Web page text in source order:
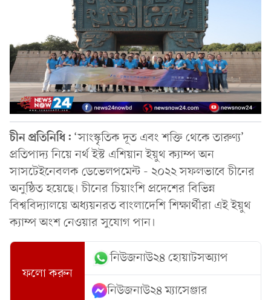
চীন প্রতিনিধি: ‘সাংস্কৃতিক দূত এবং শক্তি থেকে তারুণ্য’
প্রতিপাদ্য নিয়ে নর্থ ইস্ট এশিয়ান ইয়ুথ ক্যাম্প অন
সাসটেইনেবলক ডেভেলপমেন্ট - ২০২২ সফলভাবে চীনের
অনুষ্ঠিত হয়েছে। চীনের চিয়াংশি প্রদেশের বিভিন্ন
বিশ্ববিদ্যালয়ে অধ্যয়নরত বাংলাদেশি শিক্ষার্থীরা এই ইয়ুথ
ক্যাম্প অংশ নেওয়ার সুযোগ পান।
ফলো করুন
নিউজনাউ২৪ হোয়াটসঅ্যাপ
নিউজনাউ২৪ ম্যাসেঞ্জার